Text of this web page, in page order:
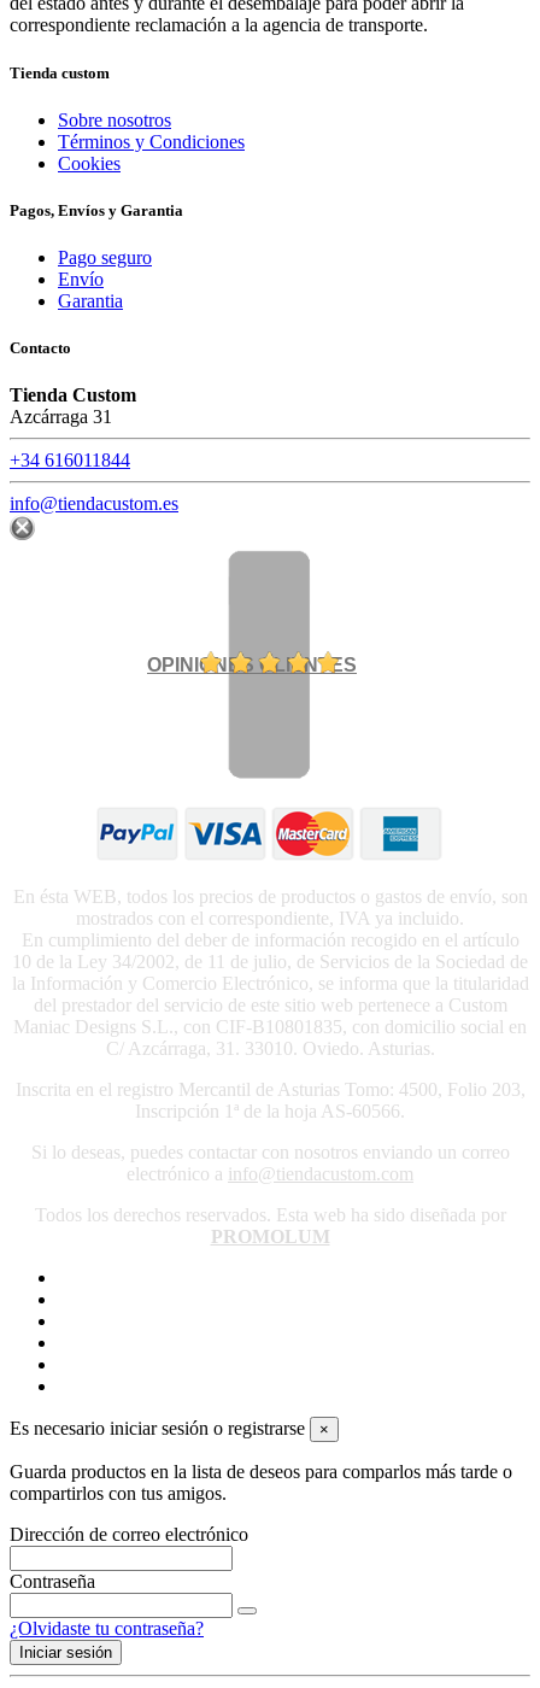
correspondiente reclamación a la agencia de transporte.
Tienda custom
Sobre nosotros
Términos y Condiciones
Cookies
Pagos, Envíos y Garantia
Pago seguro
Envío
Garantia
Contacto
Tienda Custom
Azcárraga 31
+34 616011844
info@tiendacustom.es
OPINIONES CLIENTES
En ésta WEB, todos los precios de productos o gastos de envío, son
mostrados con el correspondiente, IVA ya incluido.
En cumplimiento del deber de información recogido en el artículo
10 de la Ley 34/2002, de 11 de julio, de Servicios de la Sociedad de
la Información y Comercio Electrónico, se informa que la titularidad
del prestador del servicio de este sitio web pertenece a Custom
Maniac Designs S.L., con CIF-B10801835, con domicilio social en
C/ Azcárraga, 31. 33010. Oviedo. Asturias.
Inscrita en el registro Mercantil de Asturias Tomo: 4500, Folio 203,
Inscripción 1ª de la hoja AS-60566.
Si lo deseas, puedes contactar con nosotros enviando un correo
electrónico a info@tiendacustom.com
Todos los derechos reservados. Esta web ha sido diseñada por
PROMOLUM
Es necesario iniciar sesión o registrarse ×
Guarda productos en la lista de deseos para comparlos más tarde o
compartirlos con tus amigos.
Dirección de correo electrónico
Contraseña
¿Olvidaste tu contraseña?
Iniciar sesión